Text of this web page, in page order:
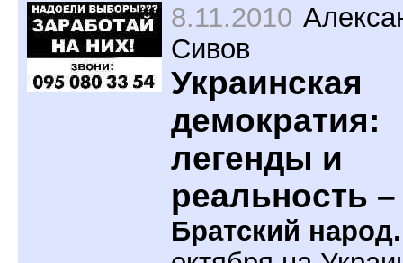
8.11.2010
Сивов
Украинская
демократия:
легенды и
реальность –
Братский народ.